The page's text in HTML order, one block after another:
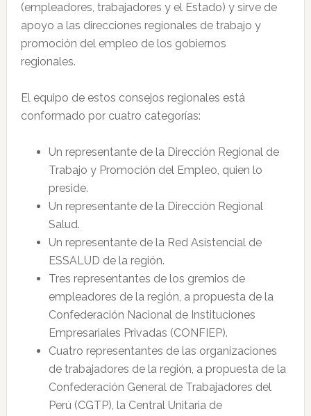
(empleadores, trabajadores y el Estado) y sirve de
apoyo a las direcciones regionales de trabajo y
promoción del empleo de los gobiernos
regionales.
El equipo de estos consejos regionales está
conformado por cuatro categorías:
Un representante de la Dirección Regional de
Trabajo y Promoción del Empleo, quien lo
preside.
Un representante de la Dirección Regional
Salud.
Un representante de la Red Asistencial de
ESSALUD de la región.
Tres representantes de los gremios de
empleadores de la región, a propuesta de la
Confederación Nacional de Instituciones
Empresariales Privadas (CONFIEP).
Cuatro representantes de las organizaciones
de trabajadores de la región, a propuesta de la
Confederación General de Trabajadores del
Perú (CGTP), la Central Unitaria de